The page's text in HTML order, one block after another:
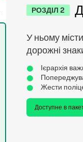
РОЗДІЛ 2
У ньому
дорожні
Ієрархія
Жести
Доступне в